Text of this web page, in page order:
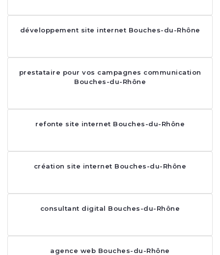
développement site internet Bouches-du-Rhône
prestataire pour vos campagnes communication
Bouches-du-Rhône
refonte site internet Bouches-du-Rhône
création site internet Bouches-du-Rhône
consultant digital Bouches-du-Rhône
agence web Bouches-du-Rhône